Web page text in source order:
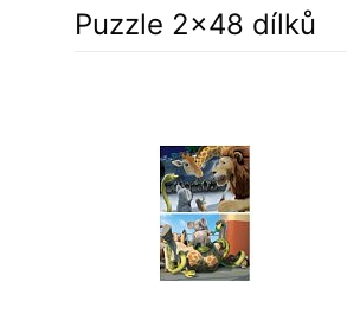
Puzzle 2x48 dílků